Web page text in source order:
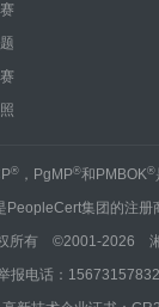
®，PgMP®和PMBOK®
PeopleCert集团的注册
所有 ©2001-2026
报电话：